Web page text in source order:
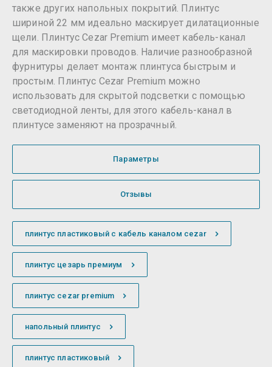
также других напольных покрытий. Плинтус
шириной 22 мм идеально маскирует дилатационные
щели. Плинтус Cezar Premium имеет кабель-канал
для маскировки проводов. Наличие разнообразной
фурнитуры делает монтаж плинтуса быстрым и
простым. Плинтус Cezar Premium можно
использовать для скрытой подсветки с помощью
светодиодной ленты, для этого кабель-канал в
плинтусе заменяют на прозрачный.
Параметры
Отзывы
плинтус пластиковый с кабель каналом cezar
плинтус цезарь премиум
плинтус cezar premium
напольный плинтус
плинтус пластиковый